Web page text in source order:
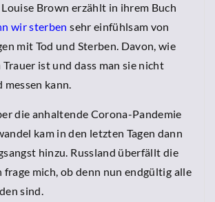
Brown erzählt in ihrem Buch
wir sterben sehr einfühlsam von
mit Tod und Sterben. Davon, wie
ist und dass man sie nicht
kann.
die anhaltende Corona-Pandemie
kam in den letzten Tagen dann
hinzu. Russland überfällt die
frage mich, ob denn nun endgültig alle
sind.